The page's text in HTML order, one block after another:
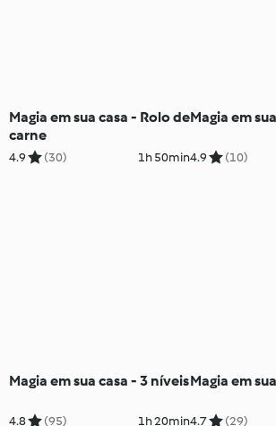
Magia em sua casa - Rolo de
carne
4.9 (30) 1h 50min
Magia em
4.9 (10)
Magia em sua casa - 3 níveis
4.8 (95) 1h 20min
Magia em
4.7 (29)